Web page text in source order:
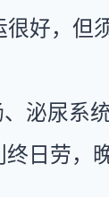
好，但
泌尿系统
日劳，